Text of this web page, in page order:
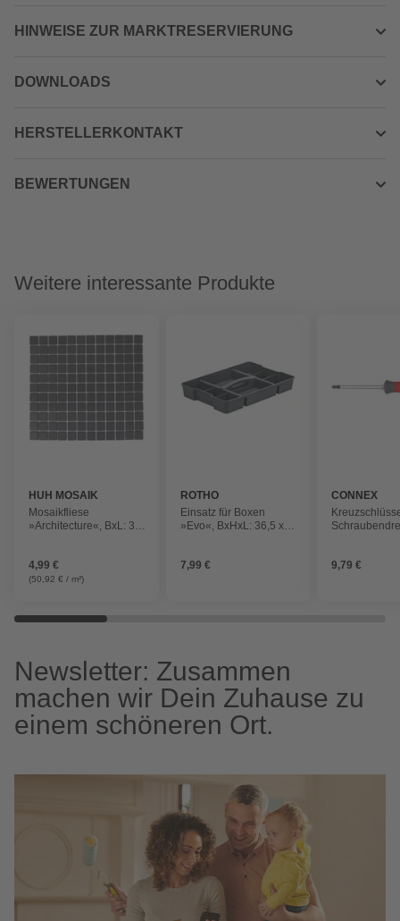
HINWEISE ZUR MARKTRESERVIERUNG
DOWNLOADS
HERSTELLERKONTAKT
BEWERTUNGEN
Weitere interessante Produkte
HUH MOSAIK
Mosaikfliese
»Architecture«, BxL: 30
4,99 €
(50,92 € / m²)
ROTHO
Einsatz für Boxen
»Evo«, BxHxL: 36,5 x
7,99 €
CONNEX
9,79 €
Newsletter: Zusammen
machen wir Dein Zuhause zu
einem schöneren Ort.